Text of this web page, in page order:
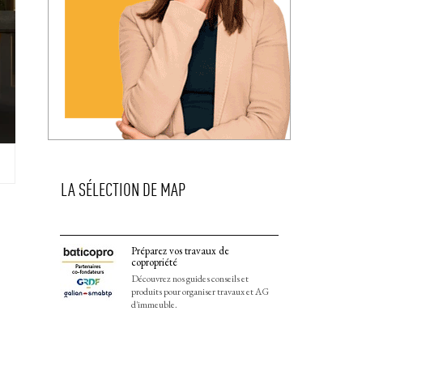
LA SÉLECTION DE MAP
Préparez vos travaux de
copropriété
Découvrez nos guides conseils et
produits pour organiser travaux et AG
d'immeuble.